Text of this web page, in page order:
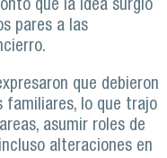
que la idea surgió
pares a las
que debieron
familiares, lo que trajo
asumir roles de
alteraciones en